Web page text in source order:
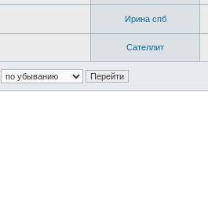
Ирина спб
Сателлит